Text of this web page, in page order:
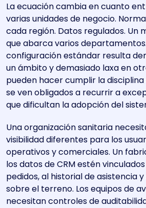
La ecuación cambia en cuanto
varias unidades de negocio.
cada región. Datos regulados. Un
que abarca varios
configuración estándar resulta
un ámbito y demasiado laxa en
pueden hacer cumplir la
se ven obligados a recurrir a
que dificultan la adopción del
Una organización sanitaria
visibilidad diferentes para los
operativos y comerciales. Un
los datos de CRM estén
pedidos, al historial de asistencia
sobre el terreno. Los equipos de
necesitan controles de